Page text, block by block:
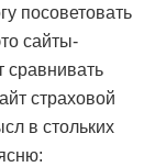
посоветовать
сайты-
сравнивать
страховой
в стольких